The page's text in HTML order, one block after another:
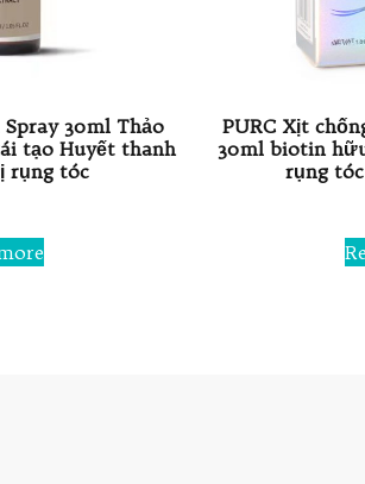
30ml Thảo
tạo Huyết thanh
rụng tóc
PURC Xịt
30ml biotin
rụng
0
of